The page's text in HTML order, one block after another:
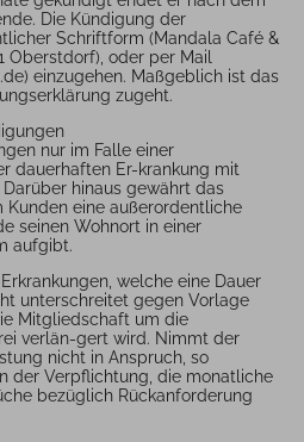
Die Kündigung der
Schriftform (Mandala Café &
Oberstdorf), oder per Mail
einzugehen. Maßgeblich ist das
zugeht.
nur im Falle einer
dauerhaften Er-krankung mit
hinaus gewährt das
Kunden eine außerordentliche
seinen Wohnort in einer
aufgibt.
welche eine Dauer
unterschreitet gegen Vorlage
Mitgliedschaft um die
verlän-gert wird. Nimmt der
nicht in Anspruch, so
der Verpflichtung, die monatliche
bezüglich Rückanforderung